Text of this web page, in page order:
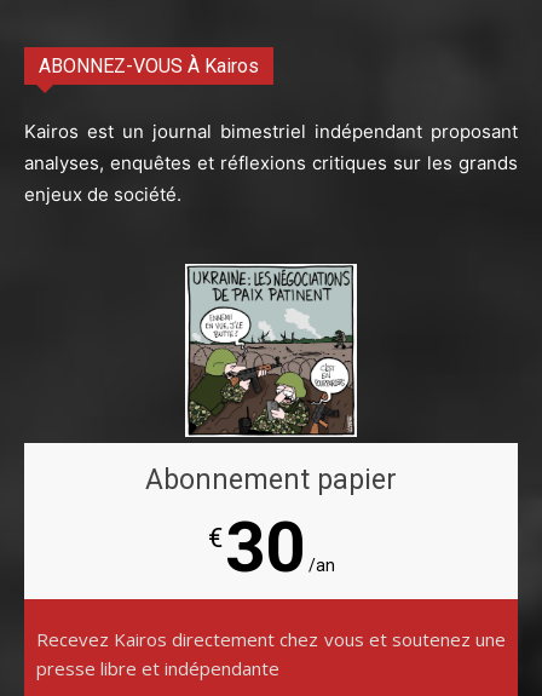
ABONNEZ-VOUS À Kairos
Kairos est un journal bimestriel indépendant proposant
analyses, enquêtes et réflexions critiques sur les grands
enjeux de société.
Abonnement papier
€30 /an
Recevez Kairos directement chez vous et soutenez une
presse libre et indépendante